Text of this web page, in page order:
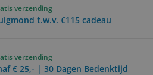
verzending
t.w.v. €115 cadeau
verzending
€ 25,- | 30 Dagen Bedenktijd